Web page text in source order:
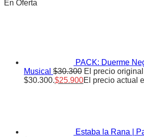
En Oferta
PACK: Duerme
Musical $30.300 El precio
$30.300.$25.900El precio actual
Estaba la Rana |